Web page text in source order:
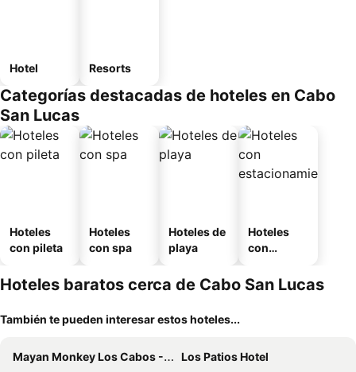
Hotel Resorts
Categorías destacadas de hoteles en Cabo
San Lucas
Hoteles
con pileta
Hoteles
con spa
Hoteles de
playa
Hoteles
con
miento
Hoteles baratos cerca de Cabo San Lucas
También te pueden interesar estos hoteles...
Mayan Monkey Los Cabos - Social Hotel
Los Patios Hotel